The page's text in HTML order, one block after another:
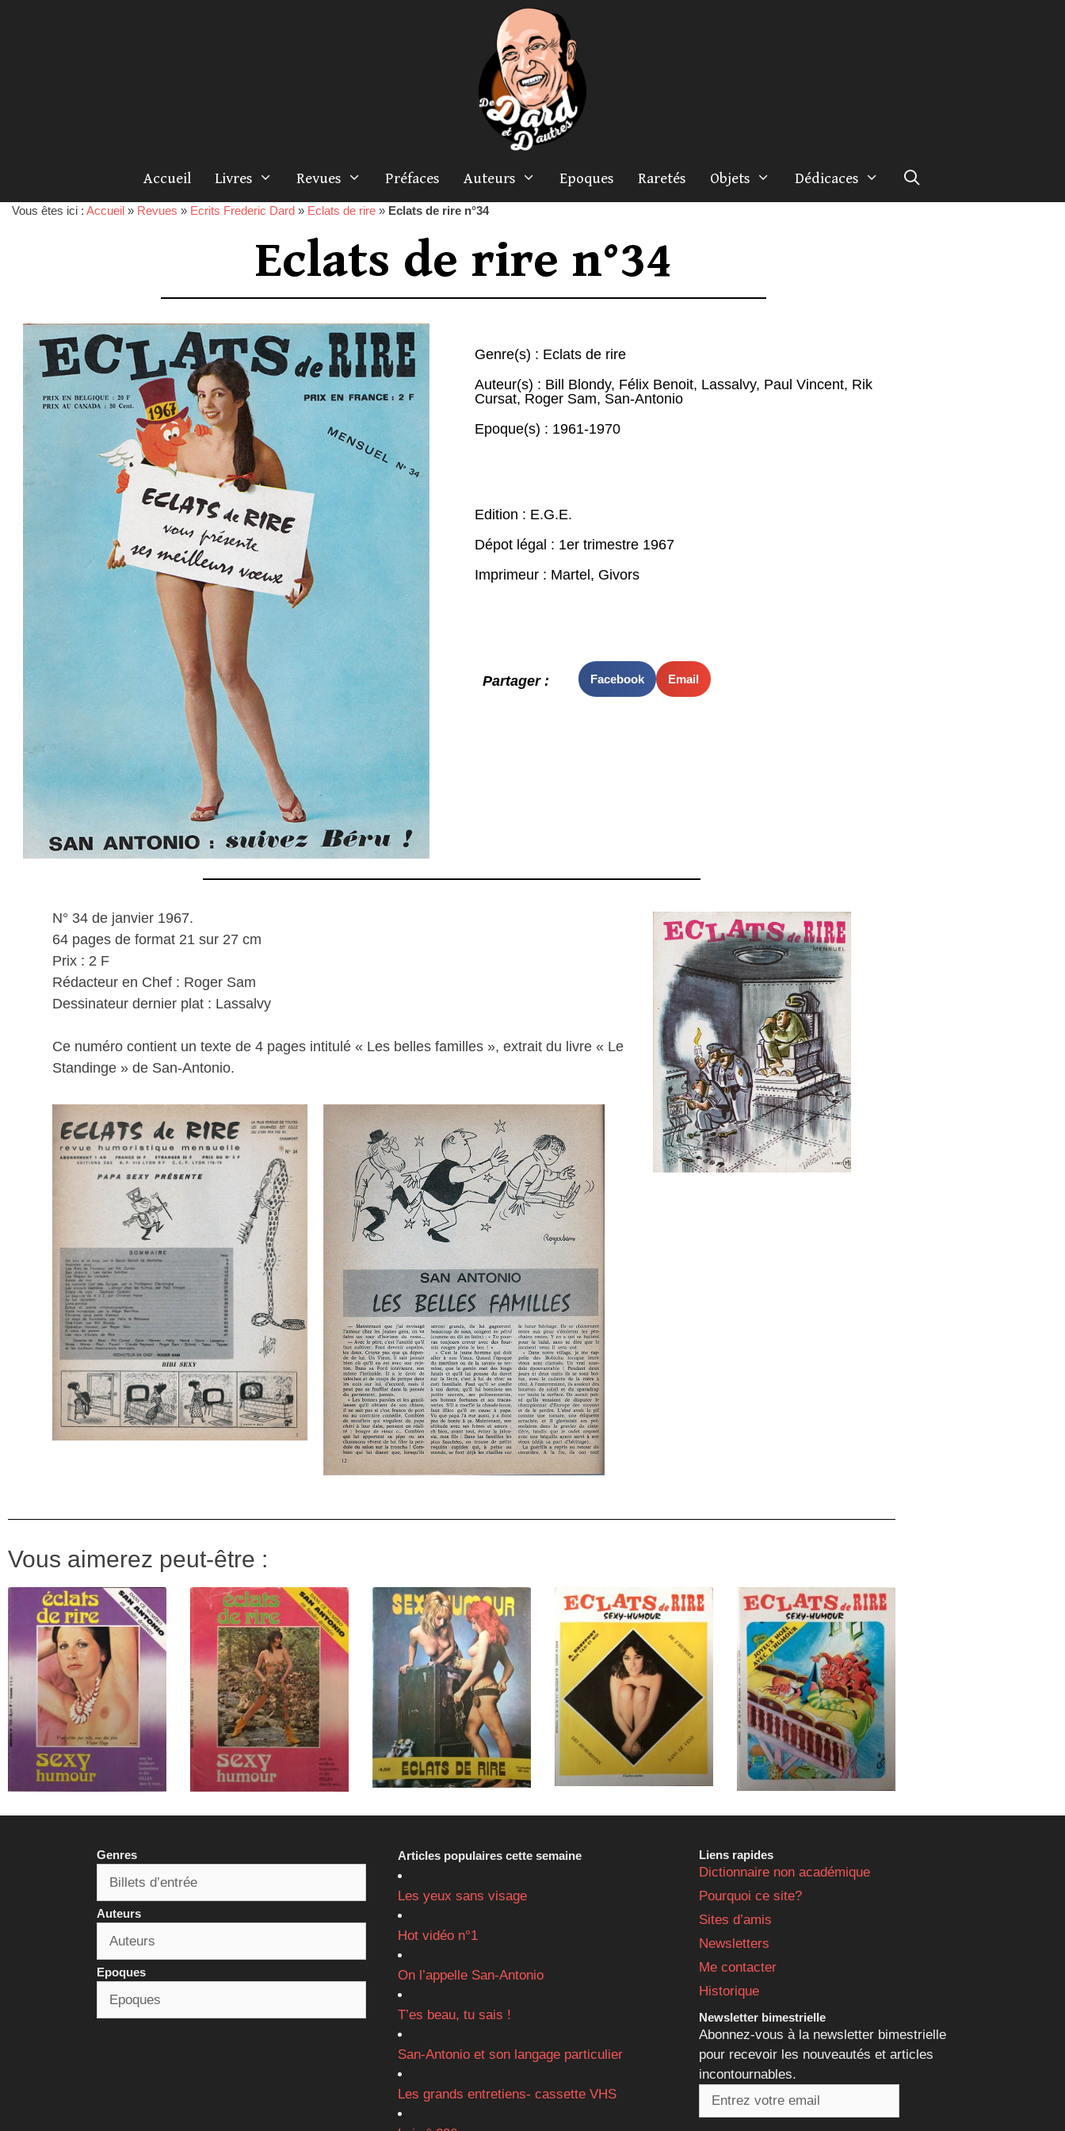
Accueil Livres Revues Préfaces Auteurs Epoques Raretés Objets Dédicaces
Vous êtes ici : Accueil » Revues » Ecrits Frederic Dard » Eclats de rire » Eclats de rire n°34
Eclats de rire n°34
Genre(s) : Eclats de rire
Auteur(s) : Bill Blondy, Félix Benoit, Lassalvy, Paul Vincent, Rik
Cursat, Roger Sam, San-Antonio
Epoque(s) : 1961-1970
Edition : E.G.E.
Dépot légal : 1er trimestre 1967
Imprimeur : Martel, Givors
Partager : Facebook Email
N° 34 de janvier 1967.
64 pages de format 21 sur 27 cm
Prix : 2 F
Rédacteur en Chef : Roger Sam
Dessinateur dernier plat : Lassalvy
Ce numéro contient un texte de 4 pages intitulé « Les belles familles », extrait du livre « Le
Standinge » de San-Antonio.
Vous aimerez peut-être :
Genres
Auteurs
Epoques
Articles populaires cette semaine
Les yeux sans visage
Hot vidéo n°1
On l’appelle San-Antonio
T’es beau, tu sais !
San-Antonio et son langage particulier
Les grands entretiens- cassette VHS
Liens rapides
Dictionnaire non académique
Pourquoi ce site?
Sites d’amis
Newsletters
Me contacter
Historique
Newsletter bimestrielle
Abonnez-vous à la newsletter bimestrielle
pour recevoir les nouveautés et articles
incontournables.